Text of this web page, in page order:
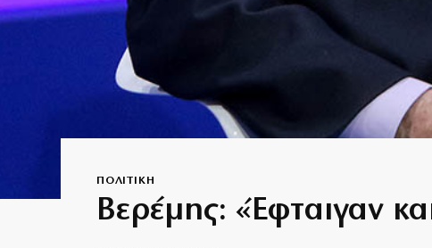
ΠΟΛΙΤΙΚΗ
Βερέμης: «Έφταιγαν